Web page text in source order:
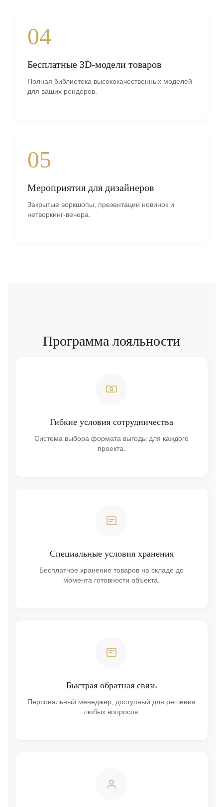
04
Бесплатные 3D-модели товаров
Полная библиотека высококачественных моделей
для ваших рендеров.
05
Мероприятия для дизайнеров
Закрытые воркшопы, презентации новинок и
нетворкинг-вечера.
Программа лояльности
Гибкие условия сотрудничества
Система выбора формата выгоды для каждого
проекта.
Специальные условия хранения
Бесплатное хранение товаров на складе до
момента готовности объекта.
Быстрая обратная связь
Персональный менеджер, доступный для решения
любых вопросов.